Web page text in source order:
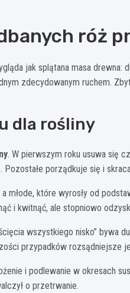
róż
jak splątana masa drewna:
zdecydowanym ruchem.
dla rośliny
. W pierwszym roku usuwa się
Pozostałe porządkuje się i
młode, które wyrosły od
i kwitnąć, ale stopniowo
wszystkiego nisko” bywa
przypadków rozsądniejsze
i podlewanie w okresach
o przetrwanie.